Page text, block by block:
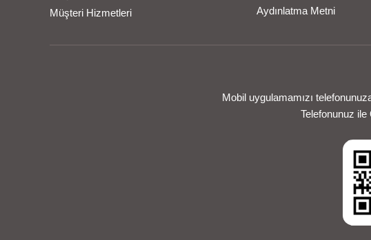
Müşteri Hizmetleri
Aydınlatma Metni
Mobil uygulamamızı
Telefonunuz